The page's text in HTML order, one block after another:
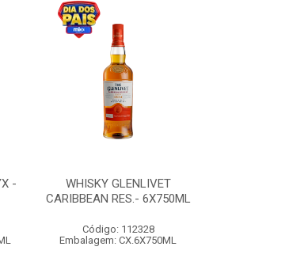
-
WHISKY GLENLIVET
CARIBBEAN RES.- 6X750ML
Código: 112328
Embalagem: CX.6X750ML